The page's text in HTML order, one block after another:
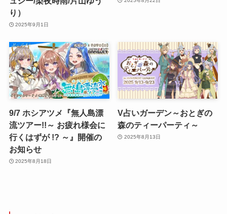
り）
2025年9月1日
9/7 ホシアツメ『無人島漂
流ツアー!!～ お疲れ様会に
行くはずが !? ～』開催の
お知らせ
2025年8月18日
V占いガーデン～おとぎの
森のティーパーティ～
2025年8月13日